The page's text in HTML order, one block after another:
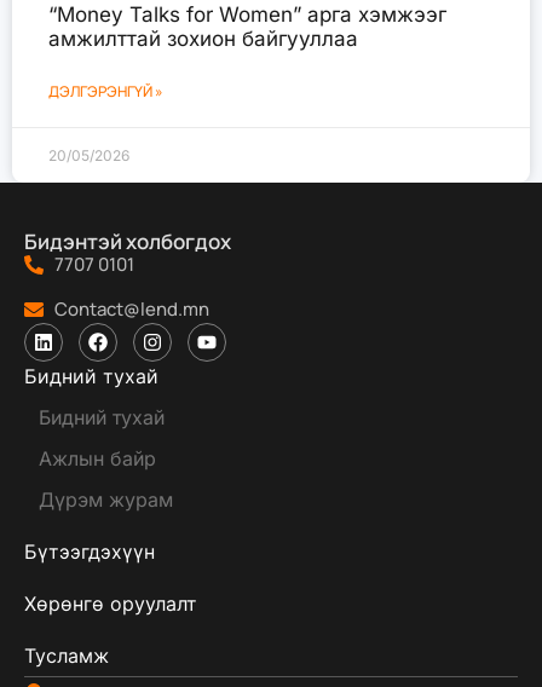
“Money Talks for Women” арга хэмжээг
амжилттай зохион байгууллаа
ДЭЛГЭРЭНГҮЙ »
20/05/2026
Бидэнтэй холбогдох
7707 0101
Contact@lend.mn
Бидний тухай
Бүтээгдэхүүн
Хөрөнгө оруулалт
Тусламж
Бидний тухай
Ажлын байр
Дүрэм журам